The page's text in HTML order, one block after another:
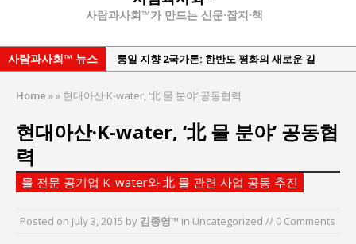
사람과사회™가 만드는 신문·잡지·책
사람과사회™ 뉴스
통일 지향 2국가론: 한반도 평화의 새로운 길
서울방산보안협의회, 방산기술보호·공급망 보안
서효석 충청향우회중앙회 총재 취임 논란 확산
“7월 1일 의장 선출은 ‘위법’이다”
Home »» 현대아산·K-water, ‘北 물 분야’ 공동협력
현대아산·K-water, ‘北 물 분야’ 공동협
력
물 전문 공기업 K-water와 北 물 관련 사업 공동 추진
Posted on July 3, 2015 by 김종영™ in Uncategorized // 0 Comments